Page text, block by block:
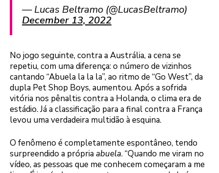
— Lucas Beltramo (@LucasBeltramo)
December 13, 2022
No jogo seguinte, contra a Austrália, a cena se
repetiu, com uma diferença: o número de vizinhos
cantando “Abuela la la la”, ao ritmo de “Go West”, da
dupla Pet Shop Boys, aumentou. Após a sofrida
vitória nos pênaltis contra a Holanda, o clima era de
estádio. Já a classificação para a final contra a França
levou uma verdadeira multidão à esquina.
O fenômeno é completamente espontâneo, tendo
surpreendido a própriaabuela. “Quando me viram no
vídeo, as pessoas que me conhecem começaram a me